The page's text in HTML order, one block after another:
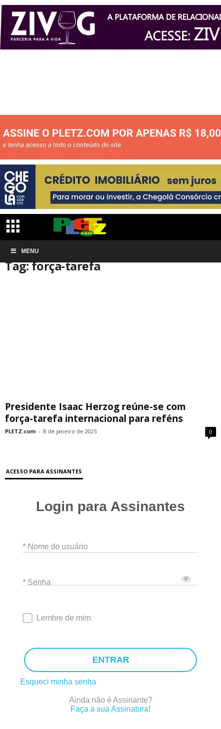
MENU
Início Tags
Tag: força-tarefa
Presidente Isaac Herzog reúne-se com
força-tarefa internacional para reféns
PLETZ.com - 8 de janeiro de 2025 0
ACESSO PARA ASSINANTES
Login para Assinantes
* Nome do usuário
* Senha
Lembre de mim
ENTRAR
Esqueci minha senha
Ainda não é Assinante?
Faça a sua Assinatura!